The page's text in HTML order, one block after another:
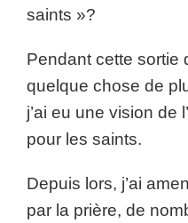
saints »?
Pendant cette sortie
quelque chose de
j’ai eu une vision de
pour les saints.
Depuis lors, j’ai
par la prière, de